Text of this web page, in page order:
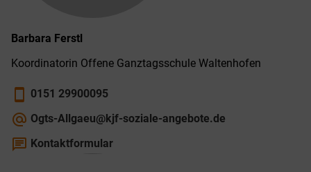
Barbara Ferstl
Koordinatorin Offene Ganz­tags­schule Walten­hofen
smartphone 0151 29900095
alternate_email Ogts-Allgaeu@kjf-soziale-angebote.de
chat Kontaktformular